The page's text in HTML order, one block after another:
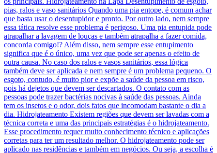
pias, ralos e vaso sanitários Quando uma pia entope, é comum achar
que basta usar o desentupidor e pronto. Por outro lado, nem sempre
essa tática resolve esse problema é perigoso. Uma pia entupida pode
atrapalhar a lavagem de louças e também atrapalha a fazer comida,
concorda comigo!? Além disso, nem sempre esse entupimento
significa que é o único, uma vez que pode ser apenas o efeito de
outra causa. No caso dos ralos e vasos sanitários, essa lógica
também deve ser aplicada e nem sempre é um problema pequeno. O
esgoto, contudo, é muito pior e expõe a saúde da pessoa em risco,
pois há dejetos que devem ser descartados. O contato com as
pessoas pode trazer bactérias nocivas à saúde das pessoas. Ainda
tem os insetos e o odor, dois fatos que incomodam bastante o dia a
dia. Hidrojateamento Existem regiões que devem ser lavadas com a
técnica correta e uma das principais estratégias é o hidrojateamento.
Esse procedimento requer muito conhecimento técnico e aplicações
corretas para ter um resultado melhor. O hidrojateamento pode ser
aplicado nas residências e também em negócios. Ou seja, a escolha é